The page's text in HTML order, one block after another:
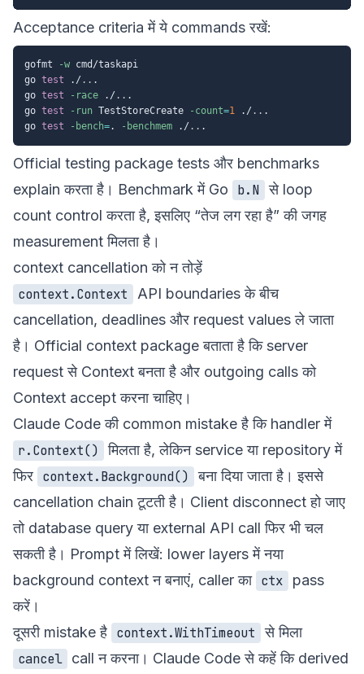
Acceptance criteria में ये commands रखें:
gofmt -w cmd/taskapi
go test ./ .. .
go test -race ./ .. .
go test -run TestStoreCreate -count=1 ./ .. .
go test -bench=. -benchmem ./ ..
Official testing package tests और benchmarks
explain करता है। Benchmark में Go
b.N से loop
count control करता है, इसलिए “तेज लग रहा है” की जगह
measurement मिलता है।
context cancellation को न तोड़ें
context.Context
API boundaries के बीच
cancellation, deadlines और request values ले जाता
है। Official context packageबताता है कि server
request से Context बनता है और outgoing calls को
Context accept करना चाहिए।
Claude Code की common mistake है कि handler में
r.Context() मिलता है, लेकिन service या repository में
फिर context.Background() बना दिया जाता है। इससे
cancellation chain टूटती है। Client disconnect हो जाए
तो database query या external API call फिर भी चल
सकती है। Prompt में लिखें: lower layers में नया
background context न बनाएं, caller का ctx
pass
करें।
दूसरी mistake है context.WithTimeout से मिला
cancel
call न करना। Claude Code से कहें कि derived